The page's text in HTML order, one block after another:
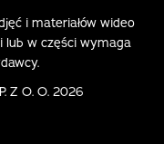
i materiałów wideo
lub w części wymaga
Z O. O. 2026